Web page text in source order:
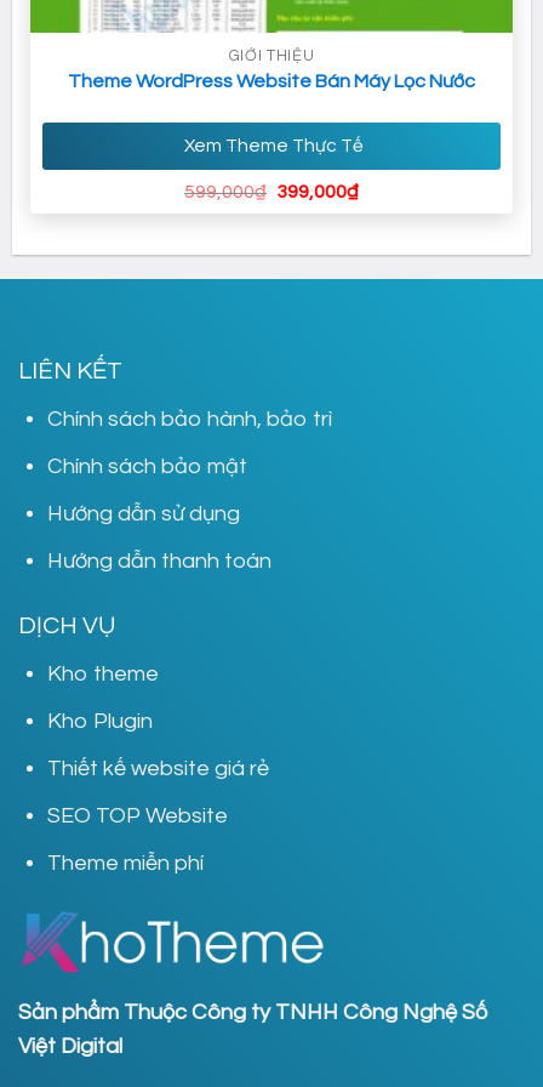
GIỚI THIỆU
Theme WordPress Website Bán Máy Lọc Nước
Xem Theme Thực Tế
599,000₫ Giá
399,000₫Giá
399,000₫.
LIÊN KẾT
Chính sách bảo hành, bảo trì
Chính sách bảo mật
Hướng dẫn sử dụng
Hướng dẫn thanh toán
DỊCH VỤ
Kho theme
Kho Plugin
Thiết kế website giá rẻ
SEO TOP Website
Theme miễn phí
Sản phẩm Thuộc Công ty TNHH Công Nghệ Số
Việt Digital